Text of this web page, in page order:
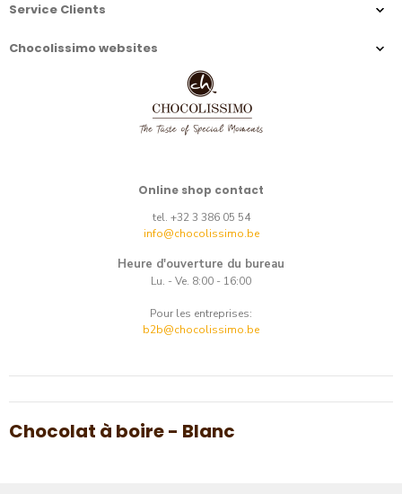
Service Clients
Chocolissimo websites
Online shop contact
tel. +32 3 386 05 54
info@chocolissimo.be
Heure d'ouverture du bureau
Lu. - Ve. 8:00 - 16:00
Pour les entreprises:
b2b@chocolissimo.be
Chocolat à boire - Blanc